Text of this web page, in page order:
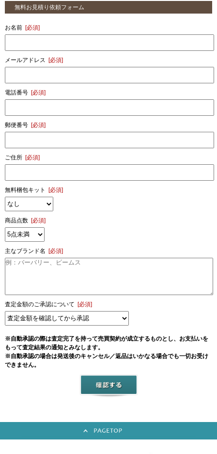
無料お見積り依頼フォーム
お名前 [必須]
メールアドレス [必須]
電話番号 [必須]
郵便番号 [必須]
ご住所 [必須]
無料梱包キット [必須]
商品点数 [必須]
主なブランド名 [必須]
査定金額のご承認について [必須]
※自動承認の際は査定完了を持って売買契約が成立するものとし、お支払いを
もって査定結果の通知とみなします。
※自動承認の場合は発送後のキャンセル／返品はいかなる場合でも一切お受け
できません。